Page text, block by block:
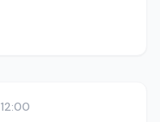
12:00